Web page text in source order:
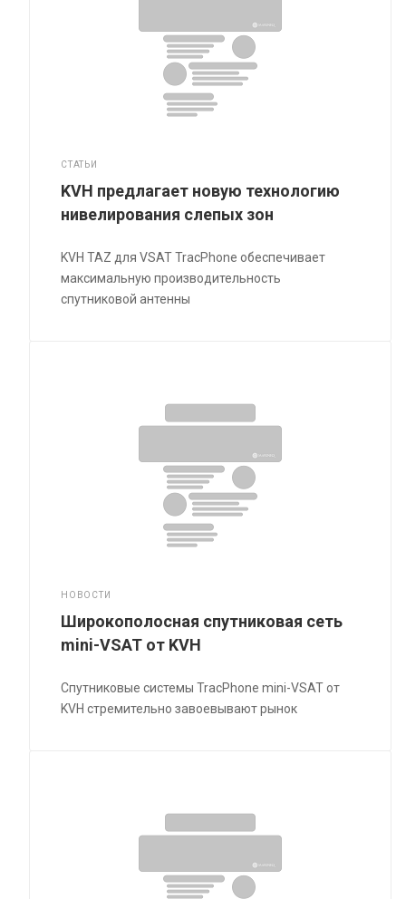
СТАТЬИ
KVH предлагает новую технологию
нивелирования слепых зон
KVH TAZ для VSAT TracPhone обеспечивает
максимальную производительность
спутниковой антенны
НОВОСТИ
Широкополосная спутниковая сеть
mini-VSAT от KVH
Спутниковые системы TracPhone mini-VSAT от
KVH стремительно завоевывают рынок